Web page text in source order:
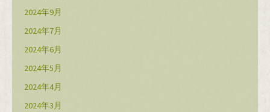
2024年9月
2024年7月
2024年6月
2024年5月
2024年4月
2024年3月